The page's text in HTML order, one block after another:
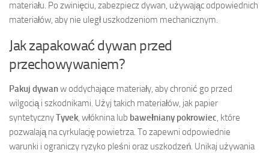
materiału. Po zwinięciu, zabezpiecz dywan, używając odpowiednich
materiałów, aby nie uległ uszkodzeniom mechanicznym.
Jak zapakować dywan przed
przechowywaniem?
Pakuj dywanw oddychające materiały, aby chronić go przed
wilgocią i szkodnikami. Użyj takich materiałów, jak papier
syntetycznyTyvek , włóknina lub bawełniany pokrowiec , które
pozwalają na cyrkulację powietrza. To zapewni odpowiednie
warunki i ograniczy ryzyko pleśni oraz uszkodzeń. Unikaj używania